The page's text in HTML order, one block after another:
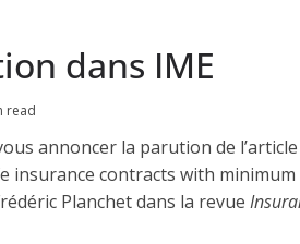
dans IME
read
vous annoncer la parution de
insurance contracts with
Planchet dans la revue